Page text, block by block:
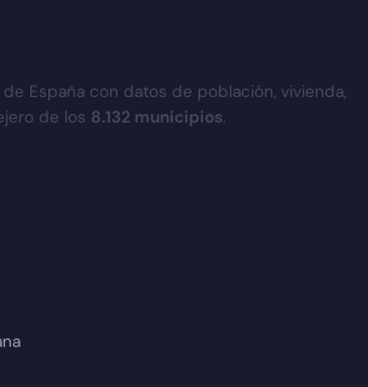
España con datos de población, vivienda,
de los 8.132 municipios.